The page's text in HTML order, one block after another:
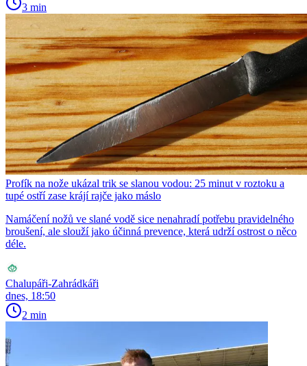
3 min
Profík na nože ukázal trik se slanou vodou: 25 minut v roztoku a
tupé ostří zase krájí rajče jako máslo
Namáčení nožů ve slané vodě sice nenahradí potřebu pravidelného
broušení, ale slouží jako účinná prevence, která udrží ostrost o něco
déle.
Chalupáři-Zahrádkáři
dnes, 18:50
2 min